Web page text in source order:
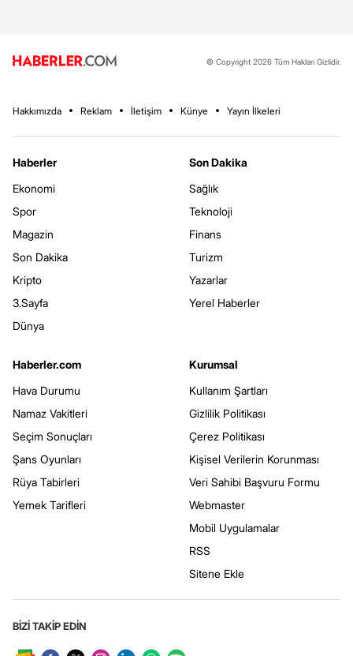
© Copyright 2026 Tüm Hakları Gizlidir.
Hakkımızda Reklam İletişim Künye Yayın İlkeleri
Haberler
Ekonomi
Spor
Magazin
Son Dakika
Kripto
3.Sayfa
Dünya
Son Dakika
Sağlık
Teknoloji
Finans
Turizm
Yazarlar
Yerel Haberler
Haberler.com
Hava Durumu
Namaz Vakitleri
Seçim Sonuçları
Şans Oyunları
Rüya Tabirleri
Yemek Tarifleri
Kurumsal
Kullanım Şartları
Gizlilik Politikası
Çerez Politikası
Kişisel Verilerin Korunması
Veri Sahibi Başvuru Formu
Webmaster
Mobil Uygulamalar
RSS
Sitene Ekle
BİZİ TAKİP EDİN